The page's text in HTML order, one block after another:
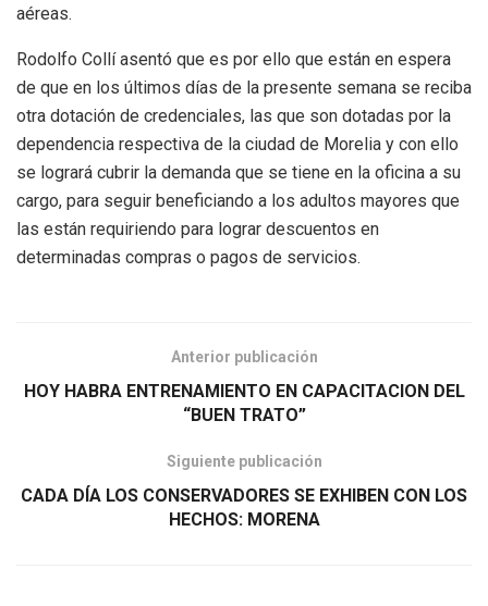
aéreas.
Rodolfo Collí asentó que es por ello que están en espera
de que en los últimos días de la presente semana se reciba
otra dotación de credenciales, las que son dotadas por la
dependencia respectiva de la ciudad de Morelia y con ello
se logrará cubrir la demanda que se tiene en la oficina a su
cargo, para seguir beneficiando a los adultos mayores que
las están requiriendo para lograr descuentos en
determinadas compras o pagos de servicios.
Anterior publicación
HOY HABRA ENTRENAMIENTO EN CAPACITACION DEL
“BUEN TRATO”
Siguiente publicación
CADA DÍA LOS CONSERVADORES SE EXHIBEN CON LOS
HECHOS: MORENA